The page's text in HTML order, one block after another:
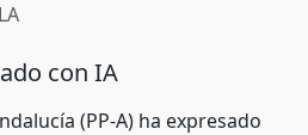
con IA
(PP-A) ha expresado